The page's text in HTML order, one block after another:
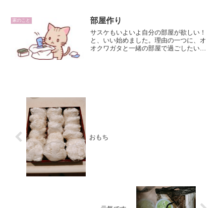
入っています。コロナ前、...
家のこと 部屋作り
サスケもいよいよ自分の部屋が欲しい！
と、いい始めました。理由の一つに、オ
オクワガタと一緒の部屋で過ごしたいの
おもち